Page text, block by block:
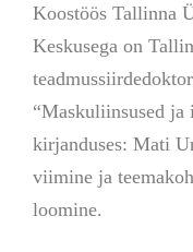
Koostöös Tallinna
Keskusega on
“Maskuliinsused ja
kirjanduses: Mati
viimine ja
loomine.